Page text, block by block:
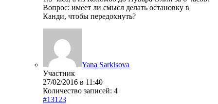
Вопрос: имеет ли смысл делать остановку в
Канди, чтобы передохнуть?
Yana Sarkisova
Участник
27/02/2016 в 11:40
Количество записей: 4
#13123